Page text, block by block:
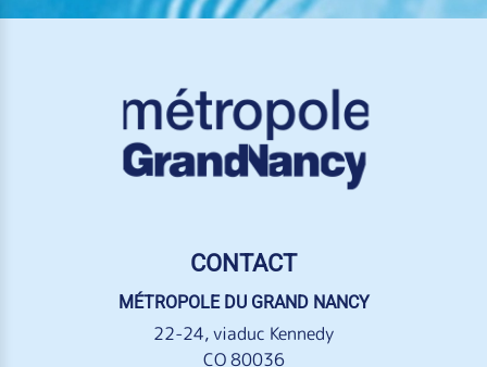
CONTACT
MÉTROPOLE DU GRAND NANCY
22-24, viaduc Kennedy
CO 80036